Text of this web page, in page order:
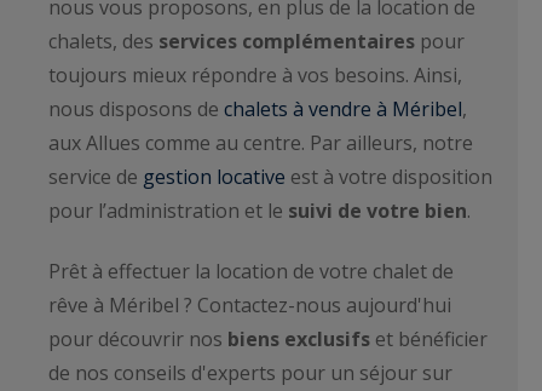
nous vous proposons, en plus de la location de
chalets, des services complémentaires pour
toujours mieux répondre à vos besoins. Ainsi,
nous disposons de chalets à vendre à Méribel,
aux Allues comme au centre. Par ailleurs, notre
service de gestion locative est à votre disposition
pour l’administration et le suivi de votre bien.
Prêt à effectuer la location de votre chalet de
rêve à Méribel ? Contactez-nous aujourd'hui
pour découvrir nos biens exclusifs et bénéficier
de nos conseils d'experts pour un séjour sur